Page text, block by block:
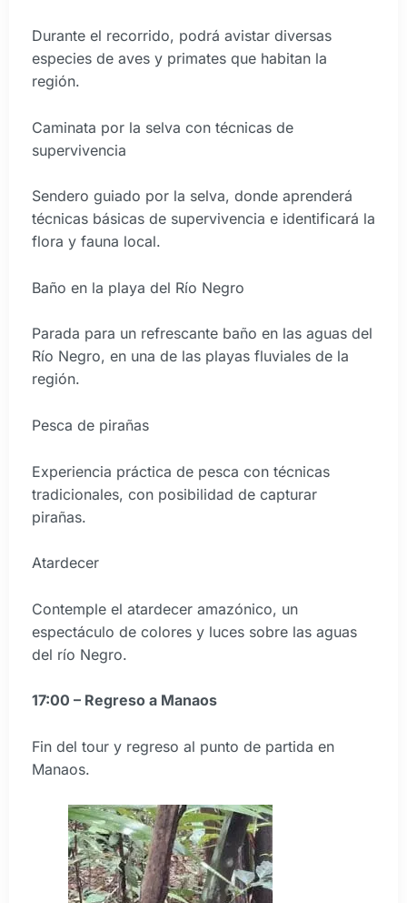
Durante el recorrido, podrá avistar diversas
especies de aves y primates que habitan la
región.
Caminata por la selva con técnicas de
supervivencia
Sendero guiado por la selva, donde aprenderá
técnicas básicas de supervivencia e identificará la
flora y fauna local.
Baño en la playa del Río Negro
Parada para un refrescante baño en las aguas del
Río Negro, en una de las playas fluviales de la
región.
Pesca de pirañas
Experiencia práctica de pesca con técnicas
tradicionales, con posibilidad de capturar
pirañas.
Atardecer
Contemple el atardecer amazónico, un
espectáculo de colores y luces sobre las aguas
del río Negro.
17:00 – Regreso a Manaos
Fin del tour y regreso al punto de partida en
Manaos.